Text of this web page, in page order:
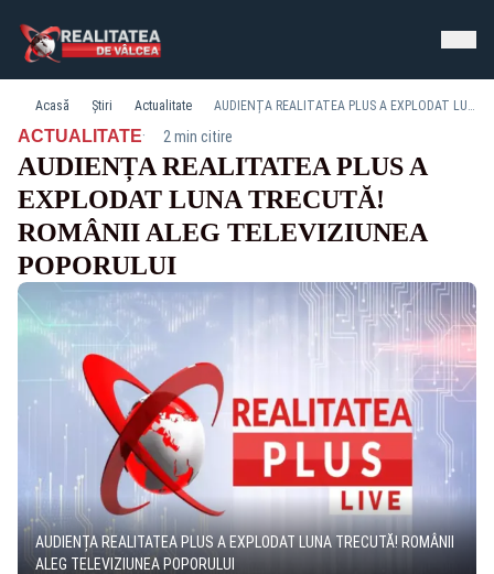
Acasă Știri Actualitate AUDIENȚA REALITATEA PLUS A EXPLODAT LUNA TRECUTĂ! ROMÂNII ALEG TELEVIZIUNEA POPORULUI
ACTUALITATE· 2 min citire
AUDIENȚA REALITATEA PLUS A
EXPLODAT LUNA TRECUTĂ!
ROMÂNII ALEG TELEVIZIUNEA
POPORULUI
AUDIENȚA REALITATEA PLUS A EXPLODAT LUNA TRECUTĂ! ROMÂNII
ALEG TELEVIZIUNEA POPORULUI